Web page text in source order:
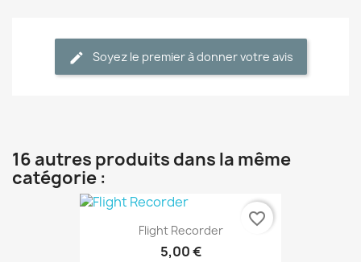
Soyez le premier à donner votre avis
16 autres produits dans la même
catégorie :
Flight Recorder
5,00 €
favorite_border